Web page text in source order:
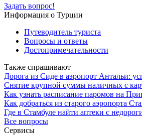
Задать вопрос!
Информация о Турции
Путеводитель туриста
Вопросы и ответы
Достопримечательности
Также спрашивают
Дорога из Сиде в аэропорт Антальи:
Снятие крупной суммы наличных с
Как узнать расписание паромов на
Как добраться из старого аэропорта
Где в Стамбуле найти аптеки с
Все вопросы
Сервисы